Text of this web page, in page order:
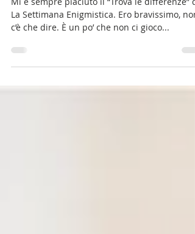
Trova le differenze
Mi è sempre piaciuto il “Trova le differenze”
c’è che dire. È un po’ che non ci gioco...